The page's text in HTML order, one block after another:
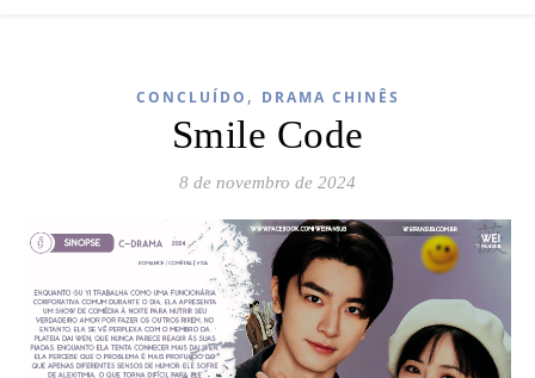
CONCLUÍDO , DRAMA CHINÊS
Smile Code
8 de novembro de 2024